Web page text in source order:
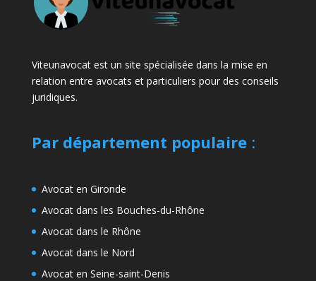
Viteunavocat est un site spécialisée dans la mise en
relation entre avocats et particuliers pour des conseils
juridiques.
Par département populaire:
Avocat en Gironde
Avocat dans les Bouches-du-Rhône
Avocat dans le Rhône
Avocat dans le Nord
Avocat en Seine-saint-Denis